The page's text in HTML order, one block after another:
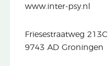
www.inter-psy.nl
Friesestraatweg 213C
9743 AD Groningen